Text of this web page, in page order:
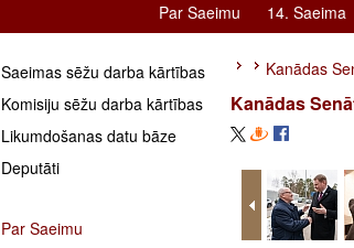
Par Saeimu 14. Saeima
Saeimas sēžu darba kārtības
Komisiju sēžu darba kārtības
Likumdošanas datu bāze
Deputāti
Par Saeimu
Kanādas
Kanādas